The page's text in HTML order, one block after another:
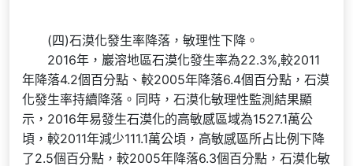
(四)石漠化發生率降落，敏理性下降。
2016年，巖溶地區石漠化發生率為22.3%,較2011
年降落4.2個百分點、較2005年降落6.4個百分點，石漠
化發生率持續降落。同時，石漠化敏理性監測結果顯
示，2016年易發生石漠化的高敏感區域為1527.1萬公
頃，較2011年減少111.1萬公頃，高敏感區所占比例下降
了2.5個百分點，較2005年降落6.3個百分點，石漠化敏